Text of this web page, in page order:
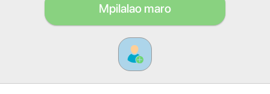
Mpilalao maro